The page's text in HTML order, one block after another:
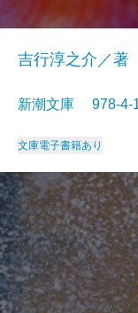
吉行淳之介／著
新潮文庫 978-
文庫電子書籍あり